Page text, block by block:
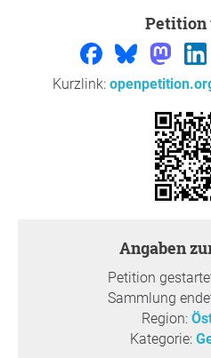
Sehr geehrte Patient:innen!
Wie Sie vielleicht bereits den
), plant
Gesundheitskasse (ÖGK)
Zugangs zu Fachärzt:innen für
Konkret ist vorgesehen, dass
eine hausärztliche
Überweisung zur/zum
bisher gewohnt waren,
Selbst bei einem
vorhandene Überweisung die
mehr rückerstattet bekommen.
Kurzlink:
Angaben
Petition
Sammlung
Region:
Kategorie: